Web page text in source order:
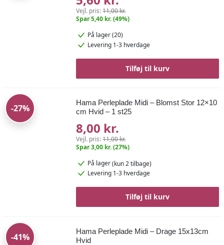
Vejl. pris:11,00 kr.
Spar 5,40 kr. (49%)
På lager (20)
Levering 1-3 hverdage
Tilføj til kurv
-27%
Hama Perleplade Midi – Blomst Stor 12×10
cm Hvid – 1 st25
8,00 kr.
Vejl. pris:11,00 kr.
Spar 3,00 kr. (27%)
På lager(kun 2 tilbage)
Levering 1-3 hverdage
Tilføj til kurv
-41%
Hama Perleplade Midi – Drage 15x13cm
Hvid